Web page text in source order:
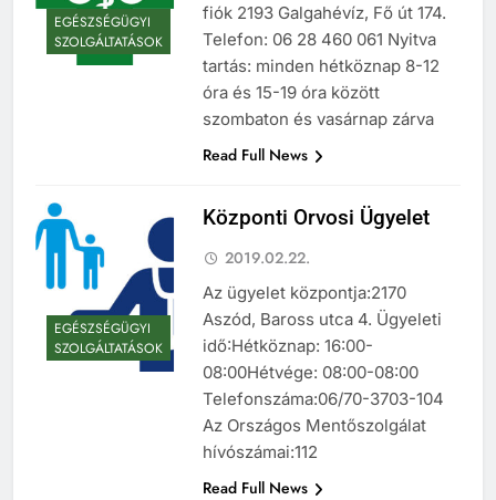
EGÉSZSÉGÜGYI
SZOLGÁLTATÁSOK
fiók 2193 Galgahévíz, Fő út 174.
Telefon: 06 28 460 061 Nyitva
tartás: minden hétköznap 8-12
óra és 15-19 óra között
szombaton és vasárnap zárva
Read Full News
EGÉSZSÉGÜGYI
SZOLGÁLTATÁSOK
Központi Orvosi Ügyelet
2019.02.22.
Az ügyelet központja:2170
Aszód, Baross utca 4. Ügyeleti
idő:Hétköznap: 16:00-
08:00Hétvége: 08:00-08:00
Telefonszáma:06/70-3703-104
Az Országos Mentőszolgálat
hívószámai:112
Read Full News